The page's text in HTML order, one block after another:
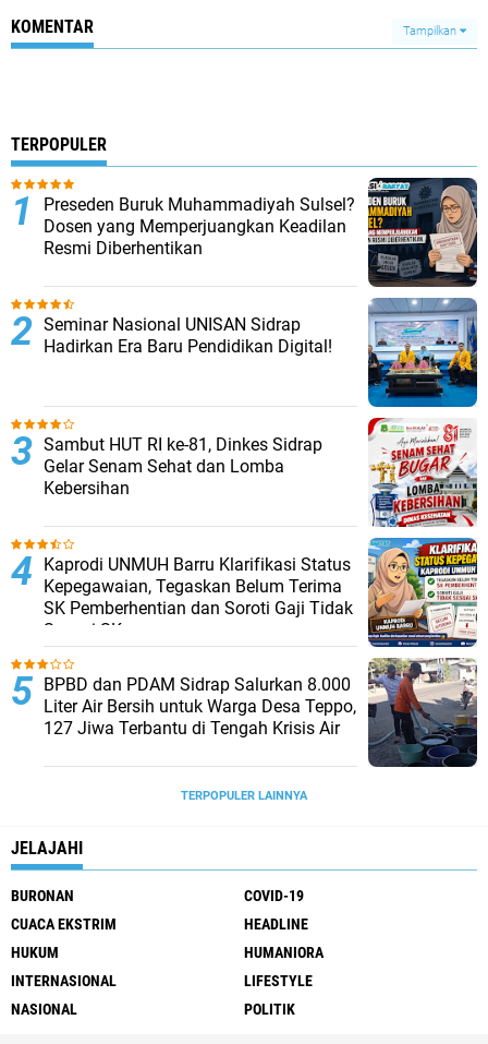
KOMENTAR Tampilkan
TERPOPULER
Preseden Buruk Muhammadiyah Sulsel?
Dosen yang Memperjuangkan Keadilan
Resmi Diberhentikan
Seminar Nasional UNISAN Sidrap
Hadirkan Era Baru Pendidikan Digital!
Sambut HUT RI ke-81, Dinkes Sidrap
Gelar Senam Sehat dan Lomba
Kebersihan
Kaprodi UNMUH Barru Klarifikasi Status
Kepegawaian, Tegaskan Belum Terima
SK Pemberhentian dan Soroti Gaji Tidak
Sesuai SK
BPBD dan PDAM Sidrap Salurkan 8.000
Liter Air Bersih untuk Warga Desa Teppo,
127 Jiwa Terbantu di Tengah Krisis Air
TERPOPULER LAINNYA
JELAJAHI
BURONAN
COVID-19
CUACA EKSTRIM
HEADLINE
HUKUM
HUMANIORA
INTERNASIONAL
LIFESTYLE
NASIONAL
POLITIK